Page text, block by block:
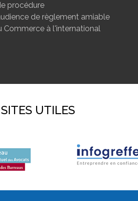
procédure
de règlement amiable
Commerce à l'international
SITES UTILES